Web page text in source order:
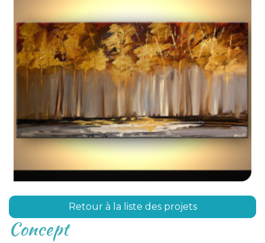
Retour à la liste des projets
Concept